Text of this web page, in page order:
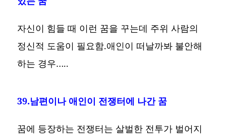
자신이 힘들 때 이런 꿈을 꾸는데 주위 사람의
정신적 도움이 필요함.애인이 떠날까봐 불안해
하는 경우…..
39.남편이나 애인이 전쟁터에 나간 꿈
꿈에 등장하는 전쟁터는 살벌한 전투가 벌어지